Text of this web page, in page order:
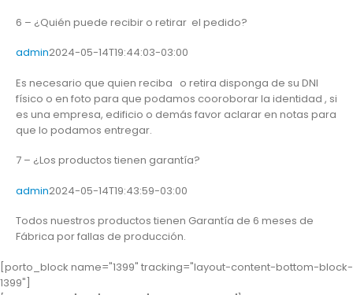
6 – ¿Quién puede recibir o retirar el pedido?
admin2024-05-14T19:44:03-03:00
Es necesario que quien reciba o retira disponga de su DNI
físico o en foto para que podamos cooroborar la identidad , si
es una empresa, edificio o demás favor aclarar en notas para
que lo podamos entregar.
7 – ¿Los productos tienen garantía?
admin2024-05-14T19:43:59-03:00
Todos nuestros productos tienen Garantía de 6 meses de
Fábrica por fallas de producción.
[porto_block name="1399" tracking="layout-content-bottom-block-
1399"]